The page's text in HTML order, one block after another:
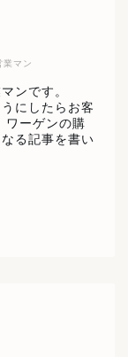
業マン
ンです。
にしたらお客
ワーゲンの購
る記事を書い